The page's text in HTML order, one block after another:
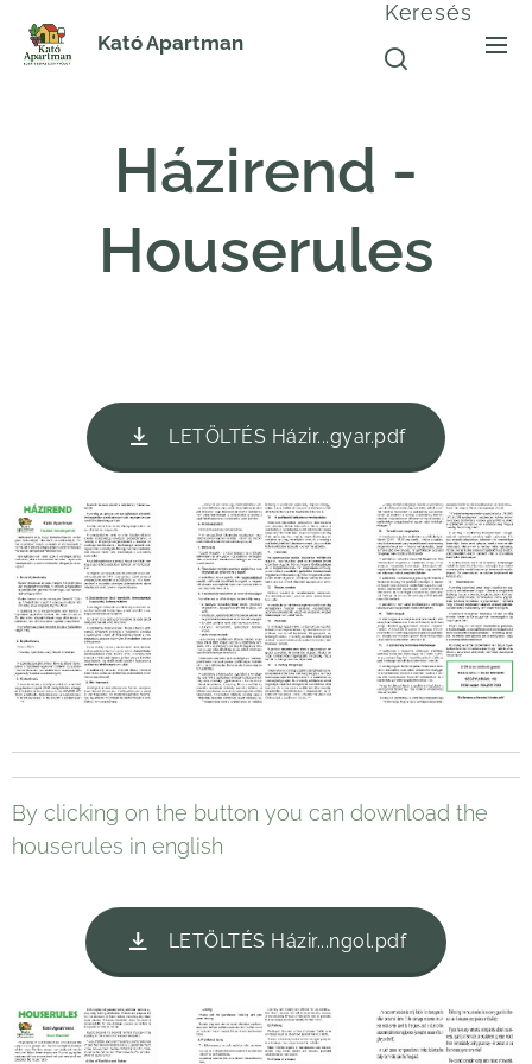
Kató Apartman
Keresés
Házirend -
Houserules
LETÖLTÉS Házir...gyar.pdf
By clicking on the button you can download the
houserules in english
LETÖLTÉS Házir...ngol.pdf